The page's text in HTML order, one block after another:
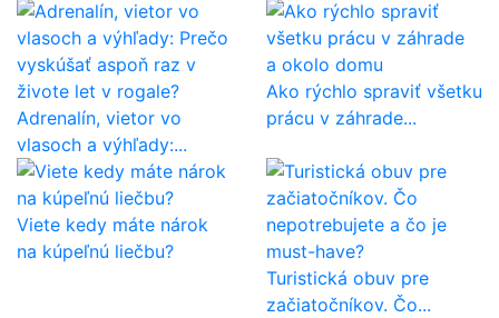
Adrenalín, vietor vo
vlasoch a výhľady:...
Ako rýchlo spraviť všetku
prácu v záhrade...
Viete kedy máte nárok
na kúpeľnú liečbu?
Turistická obuv pre
začiatočníkov. Čo...